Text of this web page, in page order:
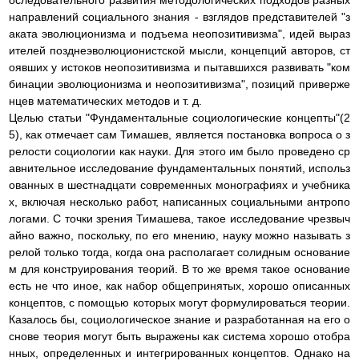
направлений социального знания - взглядов представителей "з
аката эволюционизма и подъема неопозитивизма", идей выраз
ителей позднеэволюционистской мысли, концепций авторов, ст
оявших у истоков неопозитивизма и пытавшихся развивать "ком
бинации эволюционизма и неопозитивизма", позиций приверже
нцев математических методов и т. д.
Целью статьи "Фундаментальные социологические концепты"(2
5), как отмечает сам Тимашев, является постановка вопроса о з
релости социологии как науки. Для этого им было проведено ср
авнительное исследование фундаментальных понятий, использ
ованных в шестнадцати современных монографиях и учебника
х, включая несколько работ, написанных социальными антропо
логами. С точки зрения Тимашева, такое исследование чрезвыч
айно важно, поскольку, по его мнению, науку можно называть з
релой только тогда, когда она располагает солидным основание
м для конструирования теорий. В то же время такое основание
есть не что иное, как набор общепринятых, хорошо описанных
концептов, с помощью которых могут формулироваться теории.
Казалось бы, социологическое знание и разработанная на его о
снове теория могут быть выражены как система хорошо отобра
нных, определенных и интегрированных концептов. Однако на